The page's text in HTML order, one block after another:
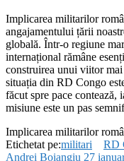
Implicarea militarilor
angajamentului țării
globală. Într-o regiune
internațional rămâne
construirea unui viitor
situația din RD Congo
făcut spre pace contează,
misiune este un pas
Implicarea militarilor
Etichetat pe:militari RD
Andrei Boiangiu 27